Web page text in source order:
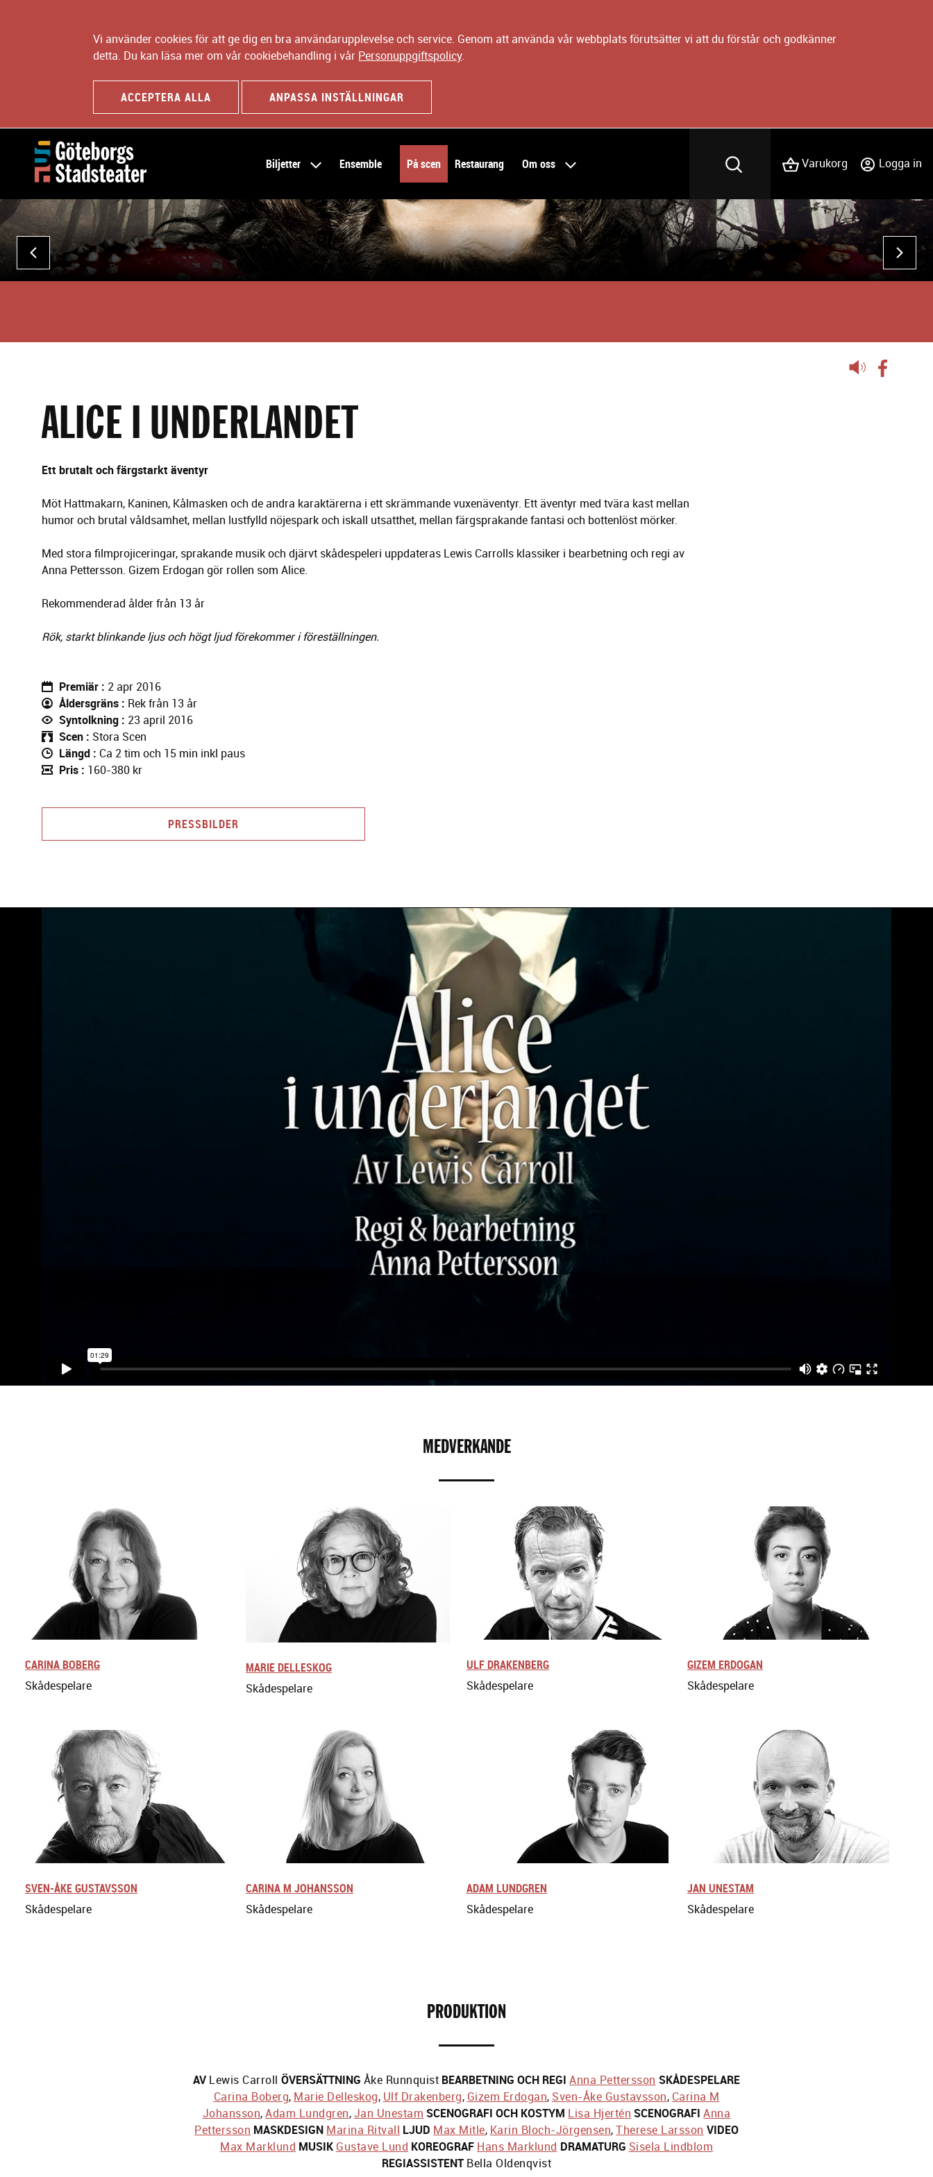
Vi använder cookies för att ge dig en bra användarupplevelse och service. Genom att använda vår webbplats förutsätter vi att du förstår och godkänner
detta. Du kan läsa mer om vår cookiebehandling i vår Personuppgiftspolicy.
ACCEPTERA ALLA ANPASSA INSTÄLLNINGAR
Varukorg Logga in
H
v
u
d
n
v
r
Biljetter Ensemble På scen Restaurang Om oss
B
i
l
d FÖREGÅENDE NÄSTA
Lyssna
ALICE I UNDERLANDET
Ett brutalt och färgstarkt äventyr
Möt Hattmakarn, Kaninen, Kålmasken och de andra karaktärerna i ett skrämmande vuxenäventyr. Ett äventyr med tvära kast mellan
humor och brutal våldsamhet, mellan lustfylld nöjespark och iskall utsatthet, mellan färgsprakande fantasi och bottenlöst mörker.
Med stora filmprojiceringar, sprakande musik och djärvt skådespeleri uppdateras Lewis Carrolls klassiker i bearbetning och regi av
Anna Pettersson. Gizem Erdogan gör rollen som Alice.
Rekommenderad ålder från 13 år
Rök, starkt blinkande ljus och högt ljud förekommer i föreställningen.
Premiär
2 apr 2016
Åldersgräns
Rek från 13 år
Syntolkning
23 april 2016
Scen
Stora Scen
Längd
Ca 2 tim och 15 min inkl paus
Pris
160-380 kr
PRESSBILDER
MEDVERKANDE
CARINA BOBERG
Skådespelare
MARIE DELLESKOG
Skådespelare
ULF DRAKENBERG
Skådespelare
GIZEM ERDOGAN
Skådespelare
SVEN-ÅKE GUSTAVSSON
Skådespelare
CARINA M JOHANSSON
Skådespelare
ADAM LUNDGREN
Skådespelare
JAN UNESTAM
Skådespelare
PRODUKTION
AV Lewis Carroll ÖVERSÄTTNING Åke Runnquist BEARBETNING OCH REGI Anna Pettersson SKÅDESPELARE
Carina Boberg, Marie Delleskog, Ulf Drakenberg, Gizem Erdogan, Sven-Åke Gustavsson, Carina M
Johansson,Adam Lundgren,Jan Unestam SCENOGRAFI OCH KOSTYM Lisa Hjertén SCENOGRAFI Anna
Pettersson MASKDESIGN Marina Ritvall LJUD Max Mitle, Karin Bloch-Jörgensen,Therese Larsson VIDEO
Max Marklund MUSIK Gustave Lund KOREOGRAF Hans Marklund DRAMATURG Sisela Lindblom
REGIASSISTENT Bella Oldenqvist